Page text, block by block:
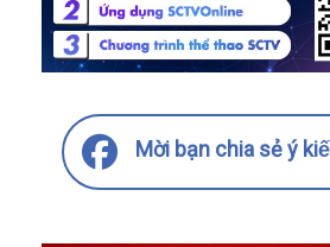
Mời bạn chia sẻ ý